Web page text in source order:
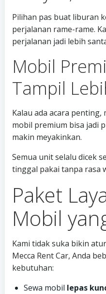
Pilihan pas buat liburan
perjalanan rame-rame.
perjalanan jadi lebih
Mobil
Tampil
Kalau ada acara
mobil premium bisa jadi
makin meyakinkan.
Semua unit selalu dicek
tinggal pakai tanpa rasa
Paket
Mobil
Kami tidak suka bikin
Mecca Rent Car, Anda
kebutuhan:
Sewa mobil lepas